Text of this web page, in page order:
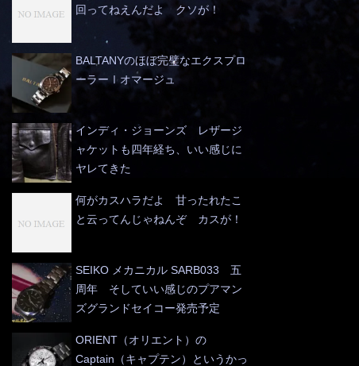
回ってねえんだよ クソが！
BALTANYのほぼ完璧なエクスプロ
ーラーⅠオマージュ
インディ・ジョーンズ レザージ
ャケットも四年経ち、いい感じに
ヤレてきた
何がカスハラだよ 甘ったれたこ
と云ってんじゃねんぞ カスが！
SEIKO メカニカル SARB033 五
周年 そしていい感じのプアマン
ズグランドセイコー発売予定
ORIENT（オリエント）の
Captain（キャプテン）というかっ